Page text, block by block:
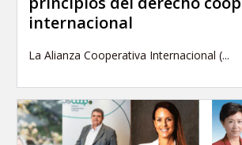
internacional
La Alianza Cooperativa Internacional (...